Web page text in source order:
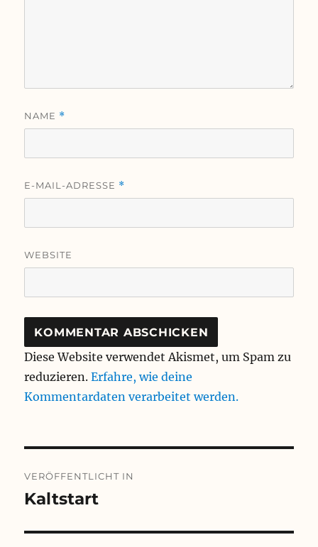
NAME *
E-MAIL-ADRESSE *
WEBSITE
Diese Website verwendet Akismet, um Spam zu
reduzieren.Erfahre, wie deine
Kommentardaten verarbeitet werden.
VERÖFFENTLICHT IN
Kaltstart